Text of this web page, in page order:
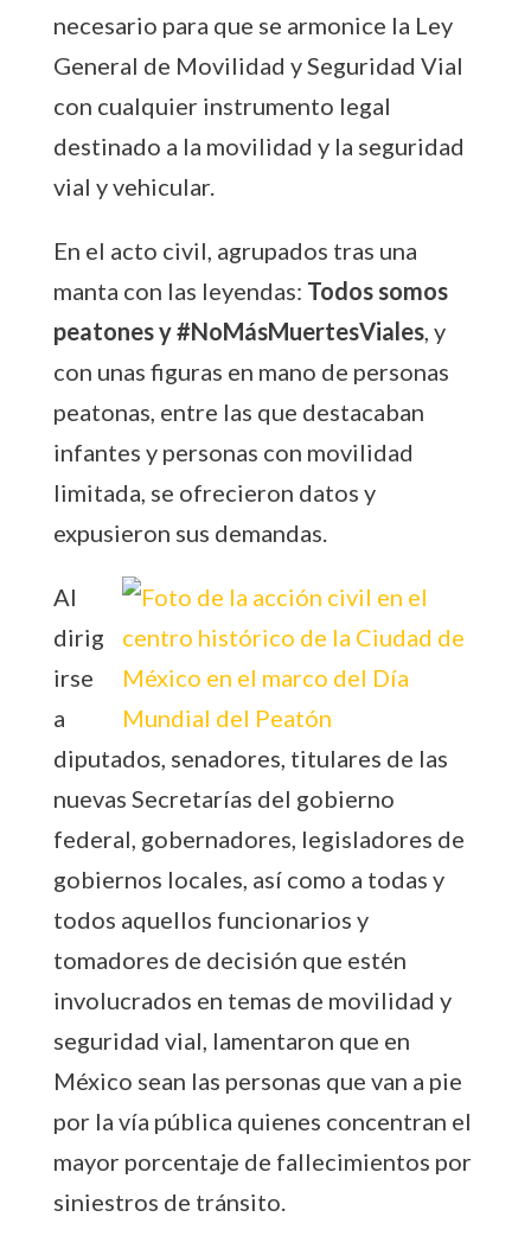
necesario para que se armonice la Ley
General de Movilidad y Seguridad Vial
con cualquier instrumento legal
destinado a la movilidad y la seguridad
vial y vehicular.
En el acto civil, agrupados tras una
manta con las leyendas: Todos somos
peatones y #NoMásMuertesViales, y
con unas figuras en mano de personas
peatonas, entre las que destacaban
infantes y personas con movilidad
limitada, se ofrecieron datos y
expusieron sus demandas.
Al
dirig
irse
a
diputados, senadores, titulares de las
nuevas Secretarías del gobierno
federal, gobernadores, legisladores de
gobiernos locales, así como a todas y
todos aquellos funcionarios y
tomadores de decisión que estén
involucrados en temas de movilidad y
seguridad vial, lamentaron que en
México sean las personas que van a pie
por la vía pública quienes concentran el
mayor porcentaje de fallecimientos por
siniestros de tránsito.